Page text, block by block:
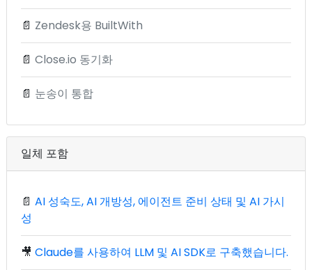
📄 Zendesk용 BuiltWith
📄 Close.io 동기화
📄 눈송이 통합
일체 포함
📄 AI 성숙도, AI 개방성, 에이전트 준비 상태 및 AI 가시
성
🎥 Claude를 사용하여 LLM 및 AI SDK로 구축했습니다.